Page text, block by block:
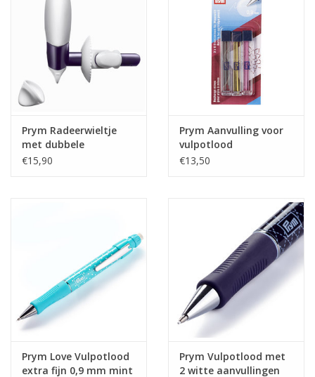
Guy's blog
Prym Radeerwieltje
met dubbele
markering 'Multi'
€15,90
Prym Aanvulling voor
vulpotlood
geel/zwart/fuchsia
€13,50
Prym Love Vulpotlood
extra fijn 0,9 mm mint
Prym Vulpotlood met
2 witte aanvullingen